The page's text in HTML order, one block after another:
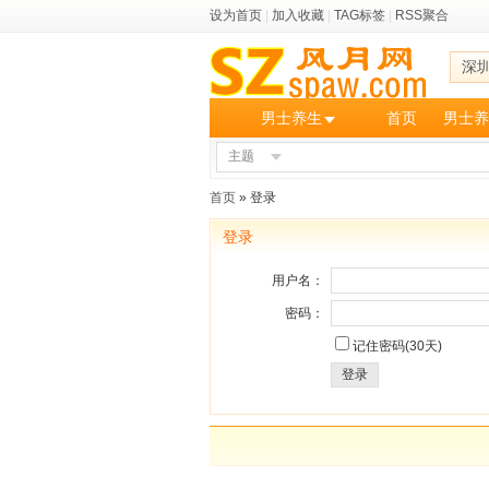
设为首页 加入收藏 TAG标签 RSS聚合
深
男士养生 首页 男士
主题
首页 » 登录
登录
用户名：
密码：
记住密码(30天)
登录